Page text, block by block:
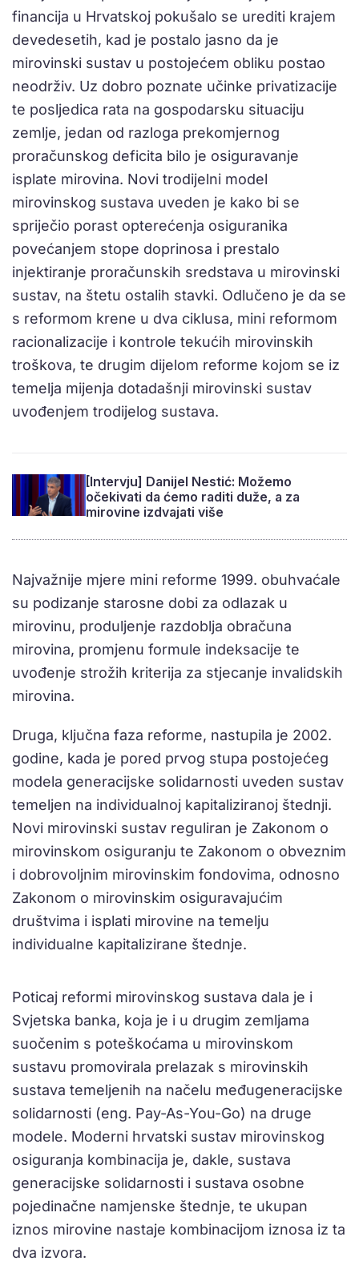
financija u Hrvatskoj pokušalo se urediti krajem
devedesetih, kad je postalo jasno da je
mirovinski sustav u postojećem obliku postao
neodrživ. Uz dobro poznate učinke privatizacije
te posljedica rata na gospodarsku situaciju
zemlje, jedan od razloga prekomjernog
proračunskog deficita bilo je osiguravanje
isplate mirovina. Novi trodijelni model
mirovinskog sustava uveden je kako bi se
spriječio porast opterećenja osiguranika
povećanjem stope doprinosa i prestalo
injektiranje proračunskih sredstava u mirovinski
sustav, na štetu ostalih stavki. Odlučeno je da se
s reformom krene u dva ciklusa, mini reformom
racionalizacije i kontrole tekućih mirovinskih
troškova, te drugim dijelom reforme kojom se iz
temelja mijenja dotadašnji mirovinski sustav
uvođenjem trodijelog sustava.
[Intervju] Danijel Nestić: Možemo
očekivati da ćemo raditi duže, a za
mirovine izdvajati više
Najvažnije mjere mini reforme 1999. obuhvaćale
su podizanje starosne dobi za odlazak u
mirovinu, produljenje razdoblja obračuna
mirovina, promjenu formule indeksacije te
uvođenje strožih kriterija za stjecanje invalidskih
mirovina.
Druga, ključna faza reforme, nastupila je 2002.
godine, kada je pored prvog stupa postojećeg
modela generacijske solidarnosti uveden sustav
temeljen na individualnoj kapitaliziranoj štednji.
Novi mirovinski sustav reguliran je Zakonom o
mirovinskom osiguranju te Zakonom o obveznim
i dobrovoljnim mirovinskim fondovima, odnosno
Zakonom o mirovinskim osiguravajućim
društvima i isplati mirovine na temelju
individualne kapitalizirane štednje.
Poticaj reformi mirovinskog sustava dala je i
Svjetska banka, koja je i u drugim zemljama
suočenim s poteškoćama u mirovinskom
sustavu promovirala prelazak s mirovinskih
sustava temeljenih na načelu međugeneracijske
solidarnosti (eng. Pay-As-You-Go) na druge
modele. Moderni hrvatski sustav mirovinskog
osiguranja kombinacija je, dakle, sustava
generacijske solidarnosti i sustava osobne
pojedinačne namjenske štednje, te ukupan
iznos mirovine nastaje kombinacijom iznosa iz ta
dva izvora.